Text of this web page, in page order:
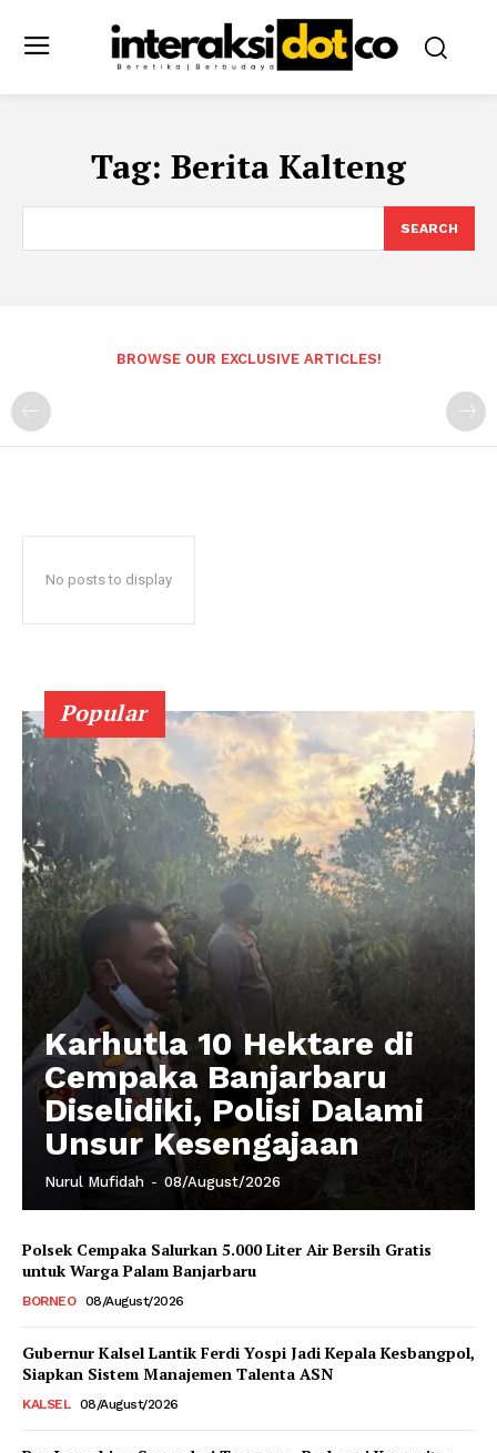
Tag: Berita Kalteng
SEARCH
BROWSE OUR EXCLUSIVE ARTICLES!
No posts to display
Popular
Karhutla 10 Hektare di
Cempaka Banjarbaru
Diselidiki, Polisi Dalami
Unsur Kesengajaan
Nurul Mufidah - 08/August/2026
Polsek Cempaka Salurkan 5.000 Liter Air Bersih Gratis
untuk Warga Palam Banjarbaru
BORNEO 08/August/2026
Gubernur Kalsel Lantik Ferdi Yospi Jadi Kepala Kesbangpol,
Siapkan Sistem Manajemen Talenta ASN
KALSEL 08/August/2026